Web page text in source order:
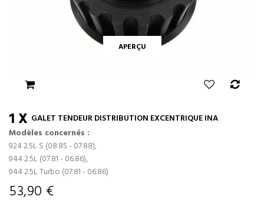
APERÇU
1 X GALET TENDEUR DISTRIBUTION EXCENTRIQUE INA
Modèles concernés :
924 2.5L S (08.85 - 07.88),
944 2.5L (07.81 - 06.86),
944 2.5L Turbo (07.81 - 06.86)
53,90 €